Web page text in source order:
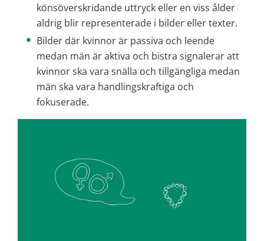
könsöverskridande uttryck eller en viss ålder
aldrig blir representerade i bilder eller texter.
Bilder där kvinnor är passiva och leende
medan män är aktiva och bistra signalerar att
kvinnor ska vara snälla och tillgängliga medan
män ska vara handlingskraftiga och
fokuserade.